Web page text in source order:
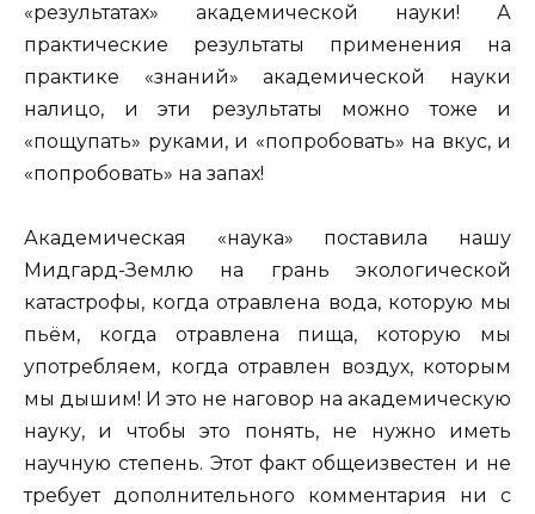
«результатах» академической науки! А
практические результаты применения на
практике «знаний» академической науки
налицо, и эти результаты можно тоже и
«пощупать» руками, и «попробовать» на вкус, и
«попробовать» на запах!
Академическая «наука» поставила нашу
Мидгард-Землю на грань экологической
катастрофы, когда отравлена вода, которую мы
пьём, когда отравлена пища, которую мы
употребляем, когда отравлен воздух, которым
мы дышим! И это не наговор на академическую
науку, и чтобы это понять, не нужно иметь
научную степень. Этот факт общеизвестен и не
требует дополнительного комментария ни с